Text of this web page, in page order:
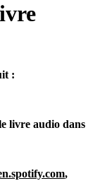
:
livre audio dans
,